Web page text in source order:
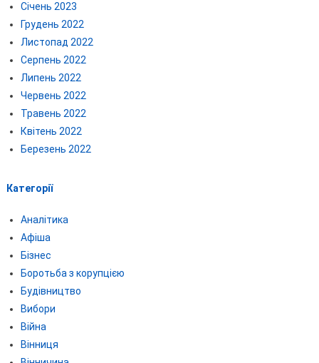
Січень 2023
Грудень 2022
Листопад 2022
Серпень 2022
Липень 2022
Червень 2022
Травень 2022
Квітень 2022
Березень 2022
Категорії
Аналітика
Афіша
Бізнес
Боротьба з корупцією
Будівництво
Вибори
Війна
Вінниця